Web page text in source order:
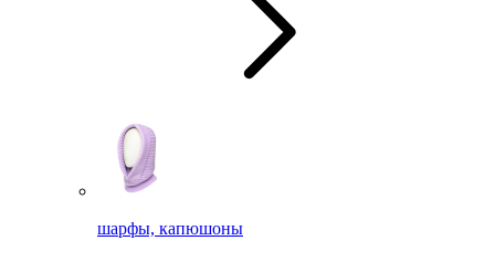
шарфы, капюшоны